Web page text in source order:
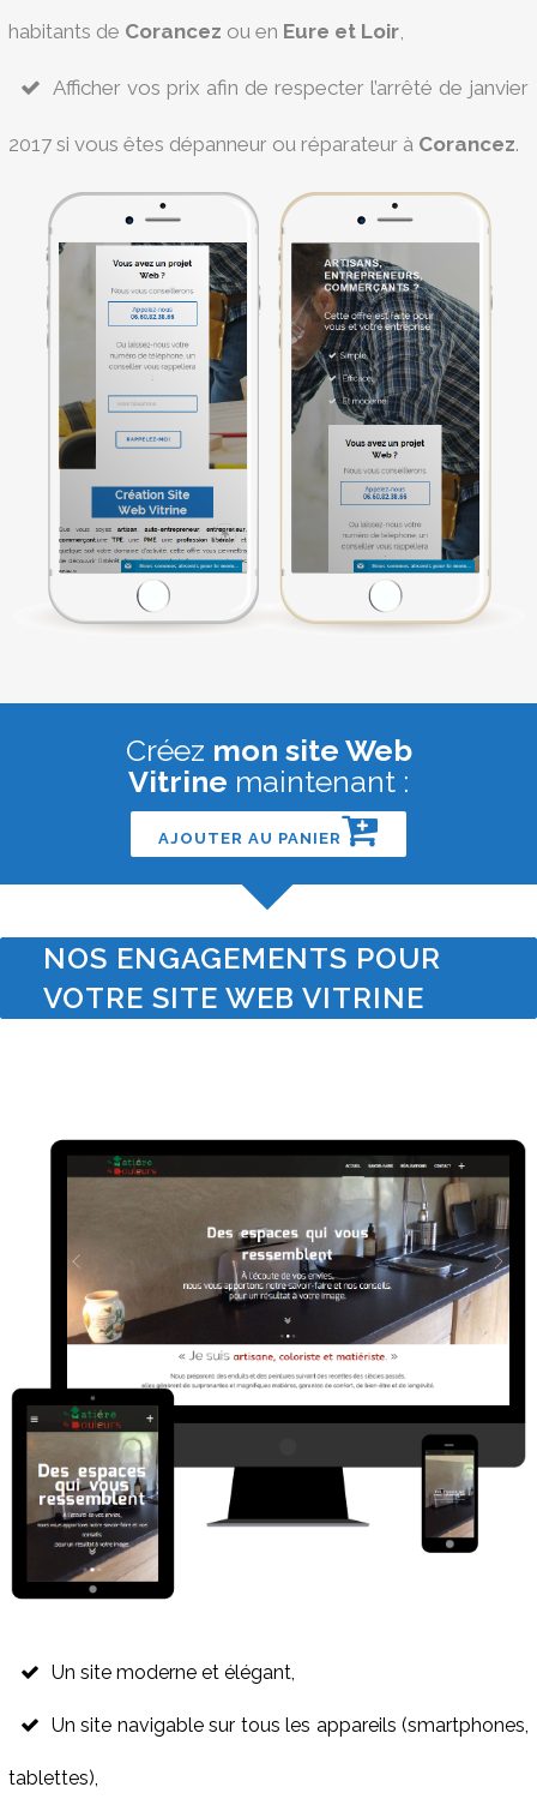
habitants de Corancez ou en Eure et Loir,
Afficher vos prix afin de respecter l’arrêté de janvier
2017 si vous êtes dépanneur ou réparateur à Corancez.
Créez mon site Web
Vitrine maintenant :
AJOUTER AU PANIER
NOS ENGAGEMENTS POUR
VOTRE SITE WEB VITRINE
Un site moderne et élégant,
Un site navigable sur tous les appareils (smartphones,
tablettes),